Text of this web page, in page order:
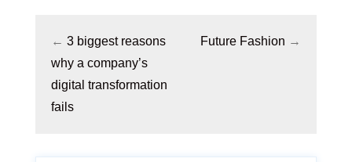
← 3 biggest reasons
why a company’s
digital transformation
fails
Future Fashion →